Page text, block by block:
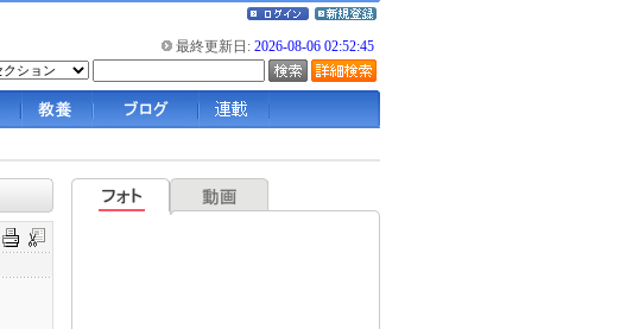
最終更新日: 2026-08-06 02:52:45